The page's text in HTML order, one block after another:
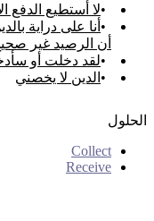
لا أستطيع الدفع
أنا على دراية
أن الرصيد غير
لقد دخلت أو
الدين لا يخصني
الحلول
Collect
Receive